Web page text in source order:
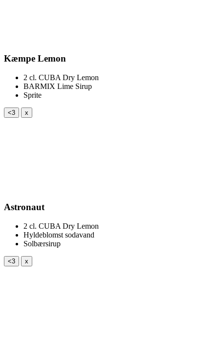
Kæmpe Lemon
2 cl. CUBA Dry Lemon
BARMIX Lime Sirup
Sprite
<3 x
Astronaut
2 cl. CUBA Dry Lemon
Hyldeblomst sodavand
Solbærsirup
<3 x